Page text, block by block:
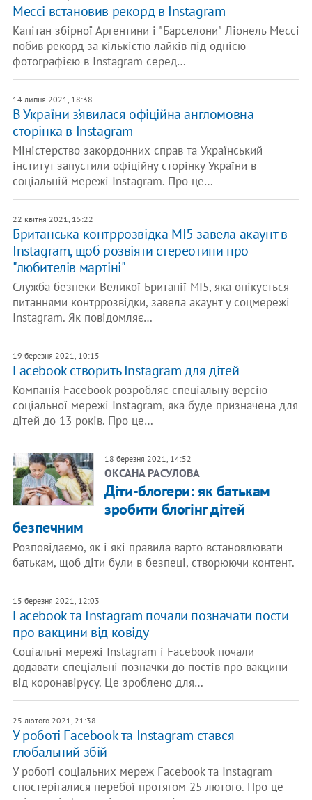
Мессі встановив рекорд в Instagram
Капітан збірної Аргентини і "Барселони" Ліонель Мессі
побив рекорд за кількістю лайків під однією
фотографією в Instagram серед…
14 липня 2021, 18:38
В України з’явилася офіційна англомовна
сторінка в Instagram
Міністерство закордонних справ та Український
інститут запустили офіційну сторінку України в
соціальній мережі Instagram. Про це…
22 квітня 2021, 15:22
​Британська контррозвідка MI5 завела акаунт в
Instagram​, щоб розвіяти стереотипи про
"любителів мартіні"
Служба безпеки Великої Британії MI5, яка опікується
питаннями контррозвідки, завела акаунт у соцмережі
Instagram. Як повідомляє…
19 березня 2021, 10:15
​Facebook створить Instagram для дітей
Компанія Facebook розробляє спеціальну версію
соціальної мережі Instagram, яка буде призначена для
дітей до 13 років. Про це…
18 березня 2021, 14:52
ОКСАНА РАСУЛОВА
Діти-блогери: як батькам
зробити блогінг дітей
безпечним
Розповідаємо, як і які правила варто встановлювати
батькам, щоб діти були в безпеці, створюючи контент.
15 березня 2021, 12:03
Facebook та Instagram почали позначати пости
про вакцини від ковіду
Соціальні мережі Instagram і Facebook почали
додавати спеціальні позначки до постів про вакцини
від коронавірусу. Це зроблено для…
25 лютого 2021, 21:38
У роботі Facebook та Instagram стався
глобальний збій
У роботі соціальних мереж Facebook та Instagram
спостерігалися перебої протягом 25 лютого. Про це